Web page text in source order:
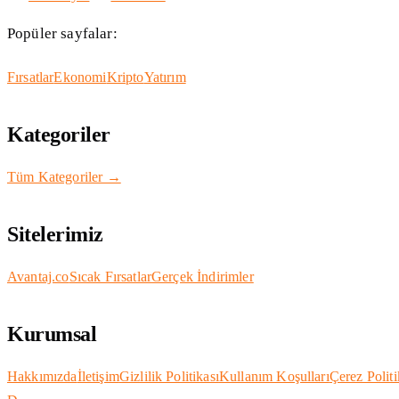
Popüler sayfalar:
FırsatlarEkonomiKriptoYatırım
Kategoriler
Tüm Kategoriler →
Sitelerimiz
Avantaj.coSıcak FırsatlarGerçek İndirimler
Kurumsal
HakkımızdaİletişimGizlilik PolitikasıKullanım KoşullarıÇerez